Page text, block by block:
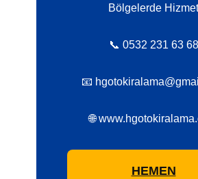
Bölgelerde Hizmet
📞 0532 231 63 68
📧
🌐
HEMEN